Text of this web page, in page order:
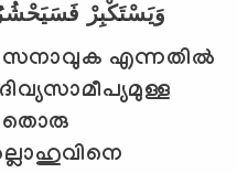
وَيَسْتَكْبِرْ
എന്നതില്‍